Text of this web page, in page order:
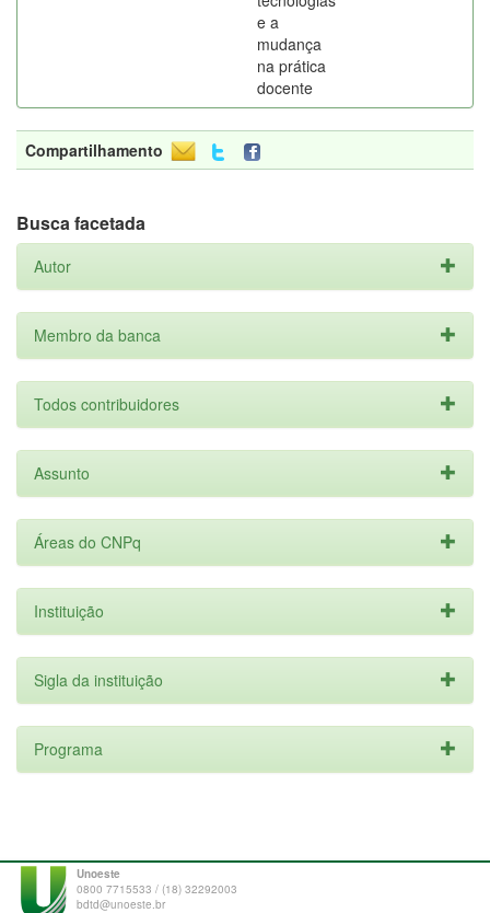
e a
mudança
na prática
docente
Compartilhamento
Busca facetada
Autor
Membro da banca
Todos contribuidores
Assunto
Áreas do CNPq
Instituição
Sigla da instituição
Programa
Unoeste
0800 7715533 / (18) 32292003
bdtd@unoeste.br